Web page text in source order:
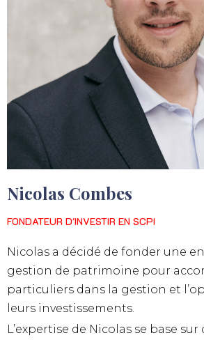
Nicolas Combes
FONDATEUR D'INVESTIR EN SCPI
Nicolas a décidé de fonder une
gestion de patrimoine pour
particuliers dans la gestion et
leurs investissements.
L’expertise de Nicolas se base